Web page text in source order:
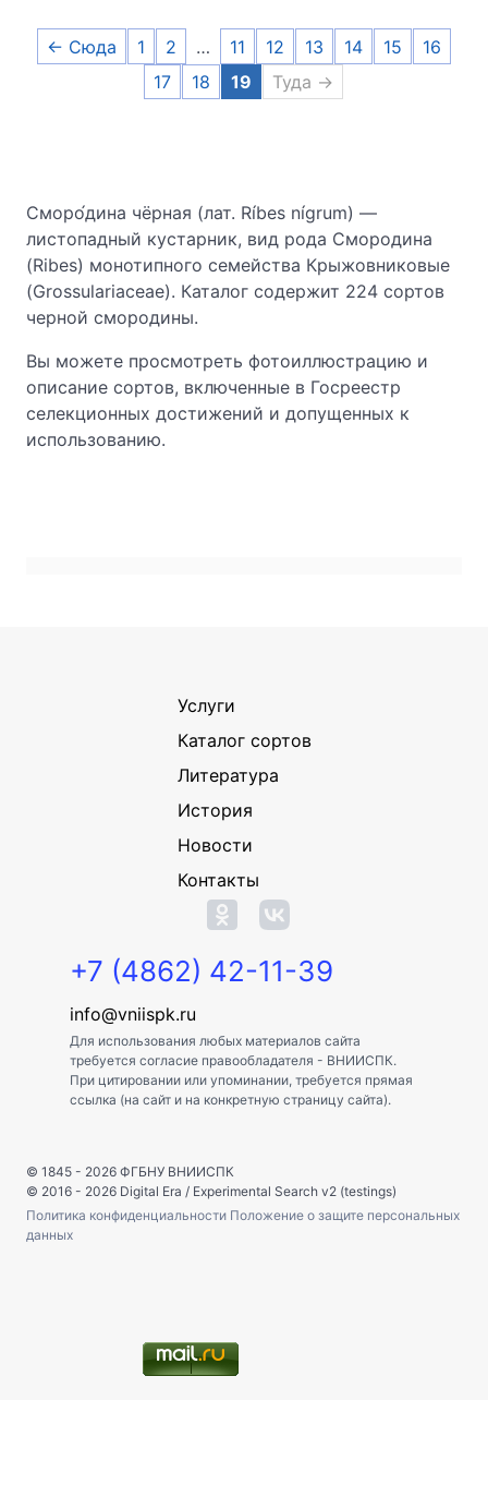
← Сюда 1 2 … 11 12 13 14 15
16
17
18 19 Туда →
Сморо́дина чёрная (лат. Ríbes nígrum) —
листопадный кустарник, вид рода Смородина
(Ribes) монотипного семейства Крыжовниковые
(Grossulariaceae). Каталог содержит 224 сортов
черной смородины.
Вы можете просмотреть фотоиллюстрацию и
описание сортов, включенные в Госреестр
селекционных достижений и допущенных к
использованию.
Услуги
Каталог сортов
Литература
История
Новости
Контакты
+7 (4862) 42-11-39
info@vniispk.ru
Для использования любых материалов сайта
требуется согласие правообладателя - ВНИИСПК.
При цитировании или упоминании, требуется прямая
ссылка (на сайт и на конкретную страницу сайта).
© 1845 - 2026 ФГБНУ ВНИИСПК
© 2016 - 2026 Digital Era / Experimental Search v2 (testings)
Политика конфиденциальности Положение о защите персональных
данных